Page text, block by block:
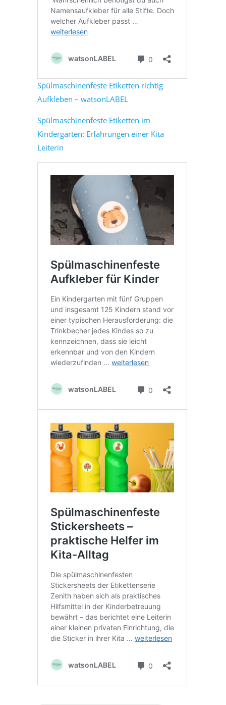
Spülmaschinenfeste Etiketten richtig
Aufkleben – watsonLABEL
Spülmaschinenfeste Etiketten im
Kindergarten: Erfahrungen einer Kita
Leiterin